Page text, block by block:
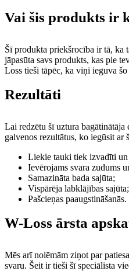
Vai šis produkts ir
Šī produkta priekšrocība ir tā, ka
jāpasūta savs produkts, kas pie
Loss tieši tāpēc, ka viņi ieguva
Rezultāti
Lai redzētu šī uztura
galvenos rezultātus, ko iegūsit ar
Liekie tauki tiek izvadīti un
Ievērojams svara zudums
Samazināta bada sajūta;
Vispārēja labklājības sajūta;
Pašcieņas paaugstināšanās.
W-Loss ārsta
Mēs arī nolēmām ziņot par
svaru. Šeit ir tieši šī speciālista